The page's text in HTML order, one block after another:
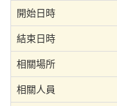
開始日時
結束日時
相關場所
相關人員